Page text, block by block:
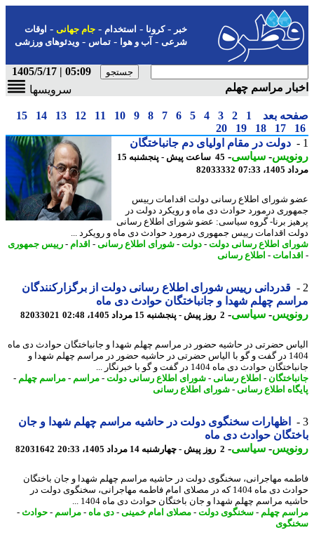
-کرونا-استخدام- جام جهانی-اوقات
شرعی-آب و هوا-تماس-ویدئوهای ورزشی
05:09 | 1405/5/17
مراسم چهلم
سرویسها
بعد 1
2
3
4
5
6
7
8
9
10
11
12
13
14
15
17
18
19
20
دولت در مقام اولیای دم جانباختگان
-سیاسی-
45 ساعت پیش - پنجشنبه 15
07:33
82033332
شورای اطلاع رسانی دولت اقدامات رییس
درمورد حوادث دی ماه و رویکرد دولت در
برنا- گروه سیاسی: عضو شورای اطلاع رسانی
اقدامات رییس جمهوری درمورد حوادث دی ماه و رویکرد ...
اطلاع رسانی دولت-دولت-شورای اطلاع رسانی-اقدام-رییس جمهوری
-اطلاع رسانی
قدردانی رییس شورای اطلاع رسانی دولت از برگزارکنندگان
چهلم شهدا و جانباختگان حوادث دی ماه
-سیاسی-2 روز پیش - پنجشنبه 15 مرداد 1405، 02:48 82033021
حضرتی در حاشیه حضور در مراسم چهلم شهدا و جانباختگان حوادث دی ماه
1404 در گفت و گو با الیاس حضرتی در حاشیه حضور در مراسم چهلم شهدا و
حوادث دی ماه 1404 در گفت و گو با خبرنگار ...
-اطلاع رسانی-شورای اطلاع رسانی دولت-مراسم -مراسم چهلم-
اطلاع رسانی-شورای اطلاع رسانی
اظهارات سخنگوی دولت در حاشیه مراسم چهلم شهدا و جان
حوادث دی ماه
-سیاسی-2 روز پیش - چهارشنبه 14 مرداد 1405، 20:33 82031642
مهاجرانی، سخنگوی دولت در حاشیه مراسم چهلم شهدا و جان باختگان
حوادث دی ماه 1404 که در مصلای امام فاطمه مهاجرانی، سخنگوی دولت در
مراسم چهلم شهدا و جان باختگان حوادث دی ماه 1404 ...
چهلم-سخنگوی دولت-مصلای امام خمینی-دی ماه-مراسم -حوادث-